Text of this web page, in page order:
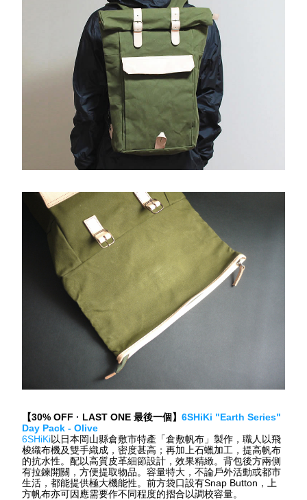
【30% OFF · LAST ONE 最後一個】 6SHiKi "Earth Series"
Day Pack - Olive
6SHiKi以日本岡山縣倉敷市特產「倉敷帆布」製作，職人以飛
梭織布機及雙手織成，密度甚高；再加上石蠟加工，提高帆布
的抗水性。配以高質皮革細節設計，效果精緻。背包後方兩側
有拉鍊開關，方便提取物品。容量特大，不論戶外活動或都市
生活，都能提供極大機能性。前方袋口設有Snap Button，上
方帆布亦可因應需要作不同程度的摺合以調校容量。